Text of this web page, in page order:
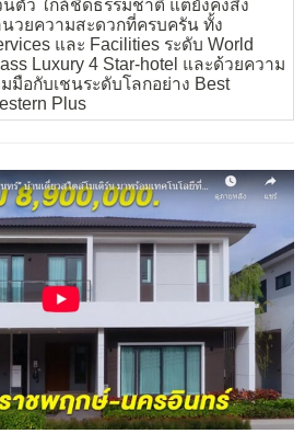
นตัว ใกล้ชิดธรรมชาติ แต่ยังคงสิ่ง
นวยความสะดวกที่ครบครัน ทั้ง
และ Facilities ระดับ World
Luxury 4 Star-hotel และด้วยความ
มมือกับเชนระดับโลกอย่าง Best
Plus